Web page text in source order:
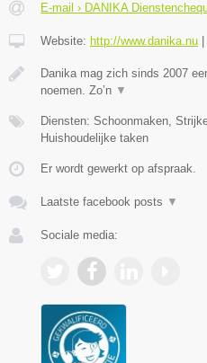
E-mail › DANIKA
Website: http://www.danika.nu
Danika mag zich sinds 2007
noemen. Zo’n ▼
Diensten: Schoonmaken,
Huishoudelijke taken
Er wordt gewerkt op afspraak.
Laatste facebook posts ▼
Sociale media: